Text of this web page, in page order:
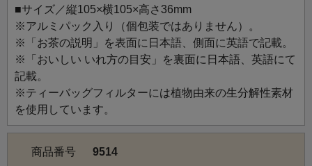
主なハーブ：マカ、朝鮮人参など
■サイズ／縦105×横105×高さ36mm
※アルミパック入り（個包装ではありません）。
※「お茶の説明」を表面に日本語、側面に英語で記載。
※「おいしい いれ方の目安」を裏面に日本語、英語にて
記載。
※ティーバッグフィルターには植物由来の生分解性素材
を使用しています。
商品番号
9514